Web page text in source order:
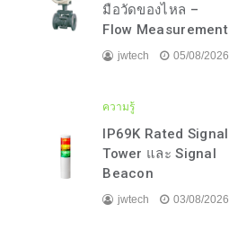
มือวัดของไหล –
Flow Measurement
jwtech 05/08/2026
ความรู้
IP69K Rated Signal
Tower และ Signal
Beacon
jwtech 03/08/2026